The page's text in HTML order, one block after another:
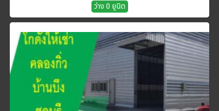
ว่าง 0 ยูนิต